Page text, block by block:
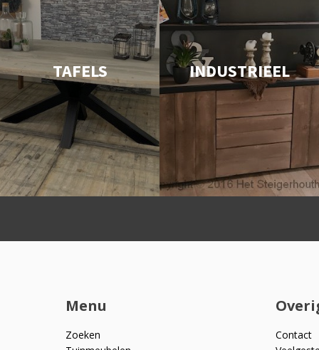
TAFELS INDUSTRIEEL
Menu
Zoeken
Contact